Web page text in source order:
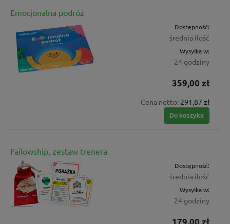
Emocjonalna podróż
Dostępność:
średnia ilość
Wysyłka w:
24 godziny
359,00 zł
Cena netto: 291,87 zł
Do koszyka
Failowship, zestaw trenera
Dostępność:
średnia ilość
Wysyłka w:
24 godziny
179,00 zł